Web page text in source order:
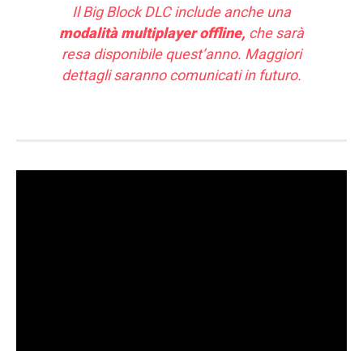
Il Big Block DLC include anche una
modalità multiplayer offline, che sarà
resa disponibile quest’anno. Maggiori
dettagli saranno comunicati in futuro.